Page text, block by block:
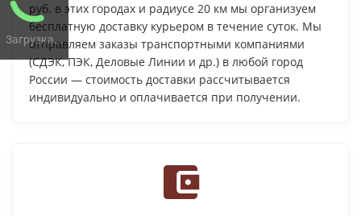
Загрузка...
руб. в этих городах и радиусе 20 км мы организуем
бесплатную доставку курьером в течение суток. Мы
отправляем заказы транспортными компаниями
(СДЭК, ПЭК, Деловые Линии и др.) в любой город
России — стоимость доставки рассчитывается
индивидуально и оплачивается при получении.